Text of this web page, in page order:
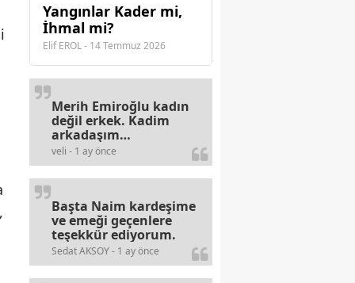
Yangınlar Kader mi,
İhmal mi?
Elif EROL - 14 Temmuz 2026
veli - 1 ay önce
Merih Emiroğlu kadın
değil erkek. Kadim
arkadaşım
haberinizdeki hataya
gayb den
gülümsüyordur.
Sedat AKSOY - 1 ay önce
Başta Naim kardeşime
ve emeği geçenlere
teşekkür ediyorum.